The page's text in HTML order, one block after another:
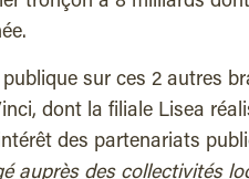
sur ces 2 autres
dont la filiale Lisea
des partenariats
auprès des collectivités